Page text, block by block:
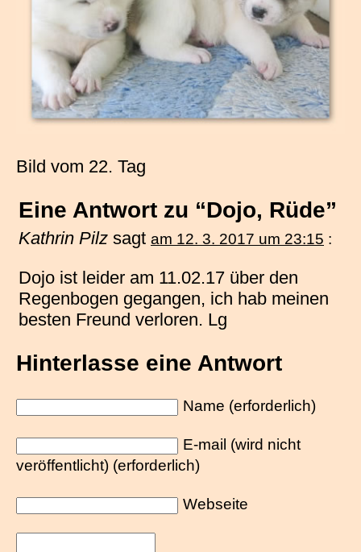
Bild vom 22. Tag
Eine Antwort zu “Dojo, Rüde”
Kathrin Pilz sagt am 12. 3. 2017 um 23:15 :
Dojo ist leider am 11.02.17 über den
Regenbogen gegangen, ich hab meinen
besten Freund verloren. Lg
Hinterlasse eine Antwort
Name (erforderlich)
E-mail (wird nicht
veröffentlicht) (erforderlich)
Webseite